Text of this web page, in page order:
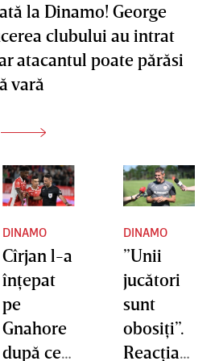
la Dinamo! George
clubului au intrat
atacantul poate părăsi
vară
DINAMO
Cîrjan l-a
înţepat
pe
Gnahore
după ce a
DINAMO
”Unii
jucători
sunt
obosiţi”.
Reacţia